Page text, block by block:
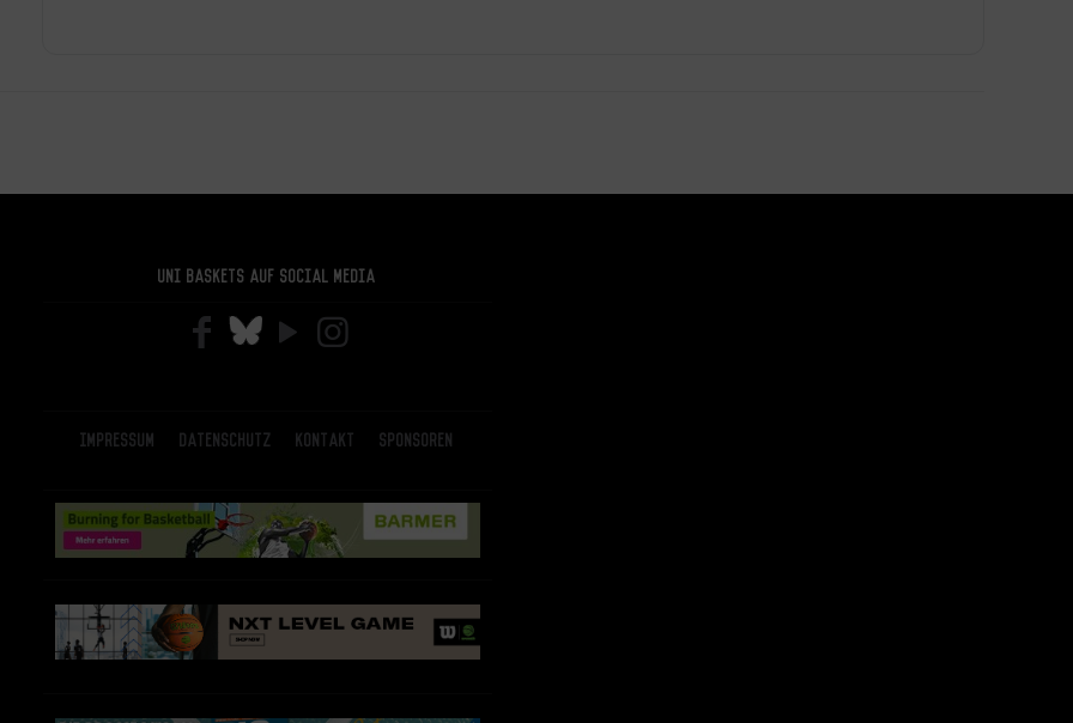
Uni Baskets auf Social Media
Impressum Datenschutz Kontakt Sponsoren